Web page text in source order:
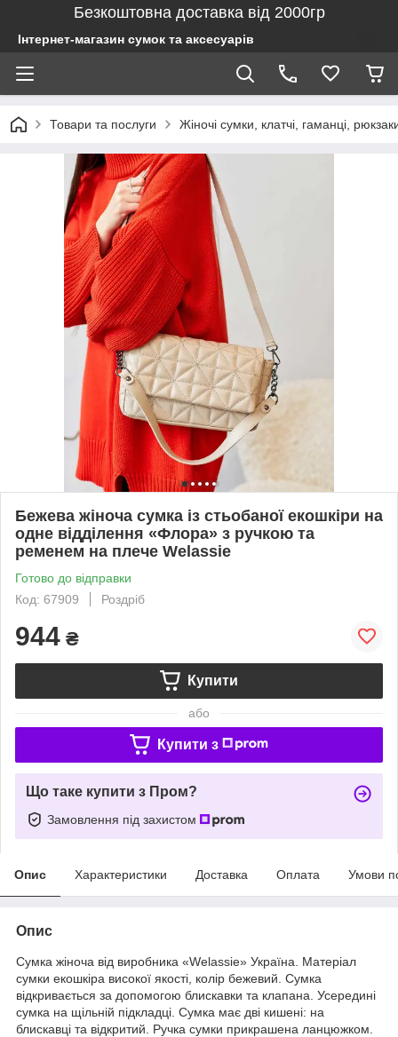
Безкоштовна доставка від 2000гр
Інтернет-магазин сумок та аксесуарів
Товари та послуги Жіночі сумки, клатчі, гаманці,
Бежева жіноча сумка із стьобаної екошкіри на
одне відділення «Флора» з ручкою та
ременем на плече Welassie
Готово до відправки
Код: 67909
Роздріб
944 ₴
Купити
або
Купити з
Що таке купити з Пром?
Замовлення під захистом
Опис Характеристики Доставка Оплата Умови
Опис
Сумка жіноча від виробника «Welassie» Україна. Матеріал
сумки екошкіра високої якості, колір бежевий. Сумка
відкривається за допомогою блискавки та клапана. Усередині
сумка на щільній підкладці. Сумка має дві кишені: на
блискавці та відкритий. Ручка сумки прикрашена ланцюжком.